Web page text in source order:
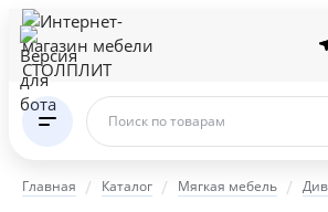
Поиск по товарам
Главная Каталог Мягкая мебель